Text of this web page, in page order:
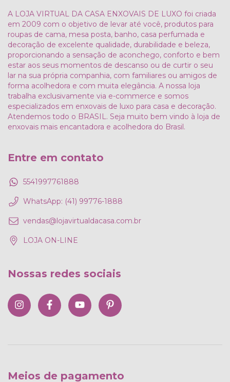
A LOJA VIRTUAL DA CASA ENXOVAIS DE LUXO foi criada
em 2009 com o objetivo de levar até você, produtos para
roupas de cama, mesa posta, banho, casa perfumada e
decoração de excelente qualidade, durabilidade e beleza,
proporcionando a sensação de aconchego, conforto e bem
estar aos seus momentos de descanso ou de curtir o seu
lar na sua própria companhia, com familiares ou amigos de
forma acolhedora e com muita elegância. A nossa loja
trabalha exclusivamente via e-commerce e somos
especializados em enxovais de luxo para casa e decoração.
Atendemos todo o BRASIL. Seja muito bem vindo à loja de
enxovais mais encantadora e acolhedora do Brasil.
Entre em contato
5541997761888
WhatsApp: (41) 99776-1888
vendas@lojavirtualdacasa.com.br
LOJA ON-LINE
Nossas redes sociais
Meios de pagamento